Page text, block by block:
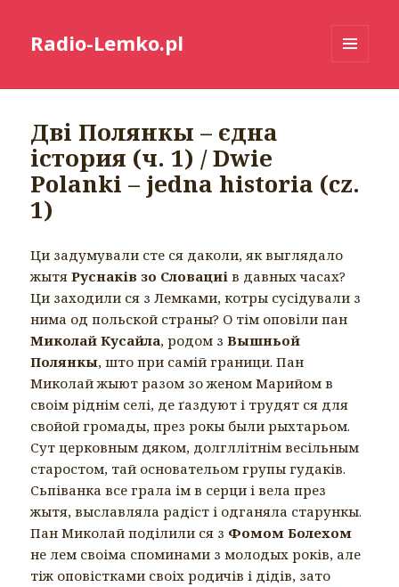
Radio-Lemko.pl
Дві Полянкы – єдна
істория (ч. 1) / Dwie
Polanki – jedna historia (cz.
1)
Ци задумували сте ся даколи, як выглядало
жытяРуснаків зо Словациі в давных часах?
Ци заходили ся з Лемками, котры сусідували з
нима од польской страны? О тім оповіли пан
Миколай Кусайла, родом зВышньой
Полянкы, што при самій граници. Пан
Миколай жыют разом зо женом Марийом в
своім ріднім селі, де ґаздуют і трудят ся для
свойой громады, през рокы были рыхтарьом.
Сут церковным дяком, долгллітнім весільным
старостом, тай основательом групы гудаків.
Сьпіванка все грала ім в серци і вела през
жытя, выславляла радіст і одганяла старункы.
Пан Миколай поділили ся з Фомом Болехом
не лем своіма споминами з молодых років, але
тіж оповістками своіх родичів і дідів, зато